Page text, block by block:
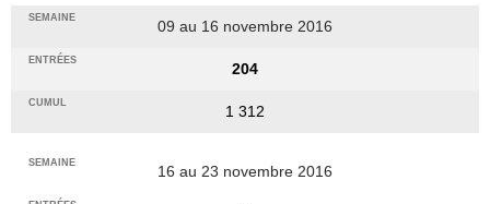
09 au 16 novembre 2016
204
1 312
16 au 23 novembre 2016